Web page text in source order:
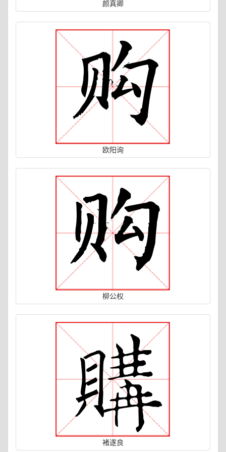
颜真卿
欧阳询
柳公权
褚遂良